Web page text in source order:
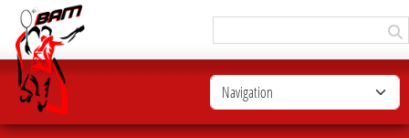
Panneau de gestion des cookies